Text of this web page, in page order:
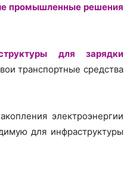
промышленные решения
для зарядки
транспортные средства
электроэнергии
для инфраструктуры